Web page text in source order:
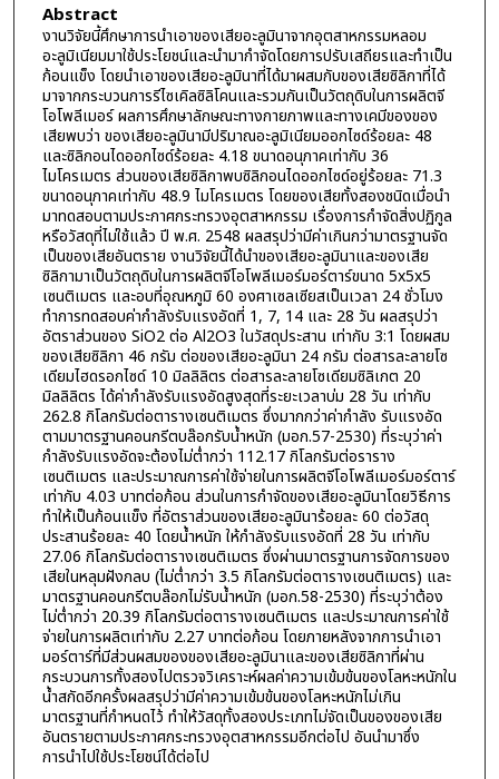
Abstract
งานวิจัยนี้ศึกษาการนำเอาของเสียอะลูมินาจากอุตสาหกรรมหลอม
อะลูมิเนียมมาใช้ประโยชน์และนำมากำจัดโดยการปรับเสถียรและทำเป็น
ก้อนแข็ง โดยนำเอาของเสียอะลูมินาที่ได้มาผสมกับของเสียซิลิกาที่ได้
มาจากกระบวนการรีไซเคิลซิลิโคนและรวมกันเป็นวัตถุดิบในการผลิตจี
โอโพลีเมอร์ ผลการศึกษาลักษณะทางกายภาพและทางเคมีของของ
เสียพบว่า ของเสียอะลูมินามีปริมาณอะลูมิเนียมออกไซด์ร้อยละ 48
และซิลิกอนไดออกไซด์ร้อยละ 4.18 ขนาดอนุภาคเท่ากับ 36
ไมโครเมตร ส่วนของเสียซิลิกาพบซิลิกอนไดออกไซด์อยู่ร้อยละ 71.3
ขนาดอนุภาคเท่ากับ 48.9 ไมโครเมตร โดยของเสียทั้งสองชนิดเมื่อนำ
มาทดสอบตามประกาศกระทรวงอุตสาหกรรม เรื่องการกำจัดสิ่งปฏิกูล
หรือวัสดุที่ไม่ใช้แล้ว ปี พ.ศ. 2548 ผลสรุปว่ามีค่าเกินกว่ามาตรฐานจัด
เป็นของเสียอันตราย งานวิจัยนี้ได้นำของเสียอะลูมินาและของเสีย
ซิลิกามาเป็นวัตถุดิบในการผลิตจีโอโพลีเมอร์มอร์ตาร์ขนาด 5x5x5
เซนติเมตร และอบที่อุณหภูมิ 60 องศาเซลเซียสเป็นเวลา 24 ชั่วโมง
ทำการทดสอบค่ากำลังรับแรงอัดที่ 1, 7, 14 และ 28 วัน ผลสรุปว่า
อัตราส่วนของ SiO2 ต่อ Al2O3 ในวัสดุประสาน เท่ากับ 3:1 โดยผสม
ของเสียซิลิกา 46 กรัม ต่อของเสียอะลูมินา 24 กรัม ต่อสารละลายโซ
เดียมไฮดรอกไซด์ 10 มิลลิลิตร ต่อสารละลายโซเดียมซิลิเกต 20
มิลลิลิตร ได้ค่ากำลังรับแรงอัดสูงสุดที่ระยะเวลาบ่ม 28 วัน เท่ากับ
262.8 กิโลกรัมต่อตารางเซนติเมตร ซึ่งมากกว่าค่ากำลัง รับแรงอัด
ตามมาตรฐานคอนกรีตบล๊อกรับน้ำหนัก (มอก.57-2530) ที่ระบุว่าค่า
กำลังรับแรงอัดจะต้องไม่ต่ำกว่า 112.17 กิโลกรัมต่อราราง
เซนติเมตร และประมาณการค่าใช้จ่ายในการผลิตจีโอโพลีเมอร์มอร์ตาร์
เท่ากับ 4.03 บาทต่อก้อน ส่วนในการกำจัดของเสียอะลูมินาโดยวิธีการ
ทำให้เป็นก้อนแข็ง ที่อัตราส่วนของเสียอะลูมินาร้อยละ 60 ต่อวัสดุ
ประสานร้อยละ 40 โดยน้ำหนัก ให้กำลังรับแรงอัดที่ 28 วัน เท่ากับ
27.06 กิโลกรัมต่อตารางเซนติเมตร ซึ่งผ่านมาตรฐานการจัดการของ
เสียในหลุมฝังกลบ (ไม่ต่ำกว่า 3.5 กิโลกรัมต่อตารางเซนติเมตร) และ
มาตรฐานคอนกรีตบล๊อกไม่รับน้ำหนัก (มอก.58-2530) ที่ระบุว่าต้อง
ไม่ต่ำกว่า 20.39 กิโลกรัมต่อตารางเซนติเมตร และประมาณการค่าใช้
จ่ายในการผลิตเท่ากับ 2.27 บาทต่อก้อน โดยภายหลังจากการนำเอา
มอร์ตาร์ที่มีส่วนผสมของของเสียอะลูมินาและของเสียซิลิกาที่ผ่าน
กระบวนการทั้งสองไปตรวจวิเคราะห์ผลค่าความเข้มข้นของโลหะหนักใน
น้ำสกัดอีกครั้งผลสรุปว่ามีค่าความเข้มข้นของโลหะหนักไม่เกิน
มาตรฐานที่กำหนดไว้ ทำให้วัสดุทั้งสองประเภทไม่จัดเป็นของของเสีย
อันตรายตามประกาศกระทรวงอุตสาหกรรมอีกต่อไป อันนำมาซึ่ง
การนำไปใช้ประโยชน์ได้ต่อไป